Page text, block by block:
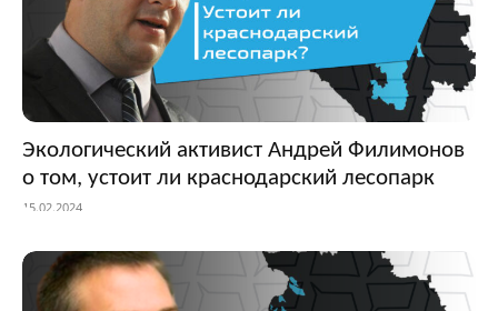
Экологический активист Андрей Филимонов
о том, устоит ли краснодарский лесопарк
15.02.2024